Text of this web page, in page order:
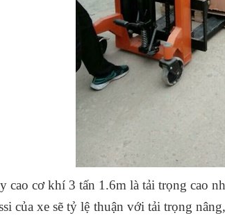
cao cơ khí 3 tấn 1.6m là tải trọng cao
của xe sẽ tỷ lệ thuận với tải trọng